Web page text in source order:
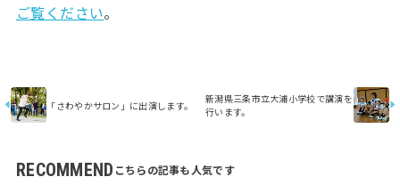
ご覧ください。
「さわやかサロン」に出演します。
新潟県三条市立大浦小学校で講演を
行います。
RECOMMEND